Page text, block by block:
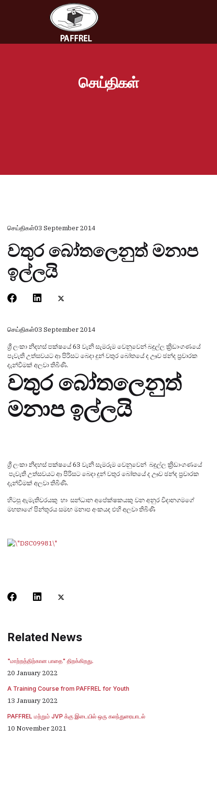
செய்திகள்
செய்திகள்03 September 2014
වතුර බෝතලෙනුත් මනාප
ඉල්ලයි
செய்திகள்03 September 2014
ශ්‍රී ලංකා නිදහස් පක්ෂයේ 63 වැනි සැමරුම වෙනුවෙන් බදුල්ල ක්‍රිඩාංගණයේ
පැවැති උත්සවයට ආ පිරිසට බෙදා දුන් වතුර බෝතයේ ද ඌව ඡන්ද ප්‍රචාරක
දැන්වීමක් අලවා තිබිණි.
වතුර බෝතලෙනුත්
මනාප ඉල්ලයි
ශ්‍රී ලංකා නිදහස් පක්ෂයේ 63 වැනි සැමරුම වෙනුවෙන් බදුල්ල ක්‍රිඩාංගණයේ
පැවැති උත්සවයට ආ පිරිසට බෙදා දුන් වතුර බෝතයේ ද ඌව ඡන්ද ප්‍රචාරක
දැන්වීමක් අලවා තිබිණි.
හිටපු ඇමැතිවරයකු හා සන්ධාන අපේක්ෂකයකු වන අනුර විදානගමගේ
මහතාගේ පින්තූරය සමඟ මනාප අංකයද එහි අලවා තිබිණි
Related News
"மாற்றத்திற்கான பாதை" திறக்கிறது.
20 January 2022
A Training Course from PAFFREL for Youth
13 January 2022
PAFFREL மற்றும் JVP க்கு இடையில் ஒரு கலந்துரையாடல்
10 November 2021